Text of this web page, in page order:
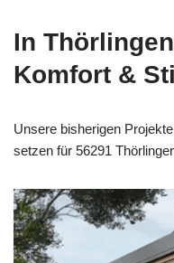
In
Komfort &
Unsere bisherigen
setzen für 56291